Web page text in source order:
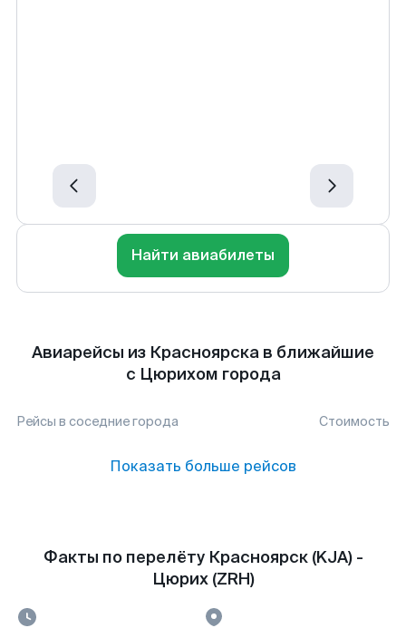
Найти авиабилеты
Авиарейсы из Красноярска в ближайшие
с Цюрихом города
Рейсы в соседние города Стоимость
Показать больше рейсов
Факты по перелёту Красноярск (KJA) -
Цюрих (ZRH)